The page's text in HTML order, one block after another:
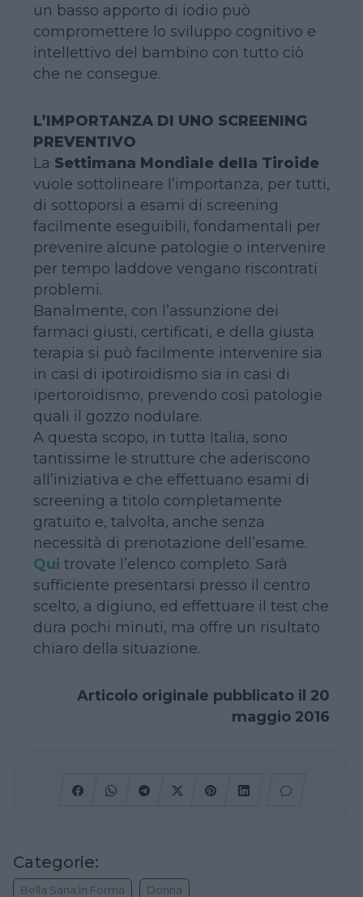
un basso apporto di iodio può
compromettere lo sviluppo cognitivo e
intellettivo del bambino con tutto ciò
che ne consegue.
L’IMPORTANZA DI UNO SCREENING
PREVENTIVO
La Settimana Mondiale della Tiroide
vuole sottolineare l’importanza, per tutti,
di sottoporsi a esami di screening
facilmente eseguibili, fondamentali per
prevenire alcune patologie o intervenire
per tempo laddove vengano riscontrati
problemi.
Banalmente, con l’assunzione dei
farmaci giusti, certificati, e della giusta
terapia si può facilmente intervenire sia
in casi di ipotiroidismo sia in casi di
ipertoroidismo, prevendo così patologie
quali il gozzo nodulare.
A questa scopo, in tutta Italia, sono
tantissime le strutture che aderiscono
all’iniziativa e che effettuano esami di
screening a titolo completamente
gratuito e, talvolta, anche senza
necessità di prenotazione dell’esame.
Qui trovate l’elenco completo. Sarà
sufficiente presentarsi presso il centro
scelto, a digiuno, ed effettuare il test che
dura pochi minuti, ma offre un risultato
chiaro della situazione.
Articolo originale pubblicato il 20
maggio 2016
Categorie:
Bella Sana In Forma Donna